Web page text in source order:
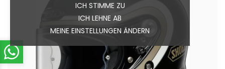
ICH STIMME ZU
ICH LEHNE AB
MEINE EINSTELLUNGEN ÄNDERN